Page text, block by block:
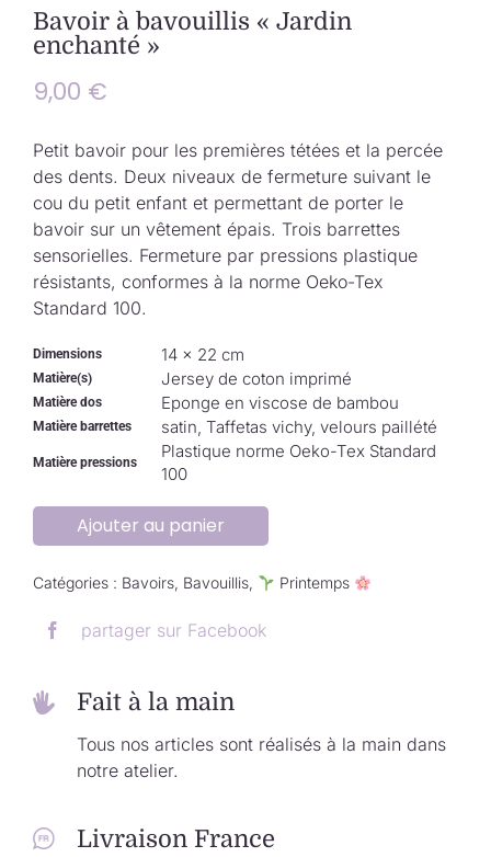
Collection de Noël
Nous contacter
Panier
Bavoir à bavouillis « Jardin
enchanté »
9,00 €
Petit bavoir pour les premières tétées et la percée
des dents. Deux niveaux de fermeture suivant le
cou du petit enfant et permettant de porter le
bavoir sur un vêtement épais. Trois barrettes
sensorielles. Fermeture par pressions plastique
résistants, conformes à la norme Oeko-Tex
Standard 100.
Dimensions 14 × 22 cm
Matière(s) Jersey de coton imprimé
Matière dos Eponge en viscose de bambou
Matière barrettes satin, Taffetas vichy, velours paillété
Matière pressions
Plastique norme Oeko-Tex Standard
100
Ajouter au panier
Catégories : Bavoirs, Bavouillis, Printemps
partager sur Facebook
Fait à la main
Tous nos articles sont réalisés à la main dans
notre atelier.
Livraison France